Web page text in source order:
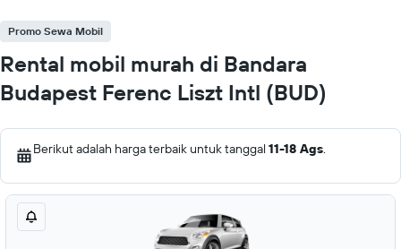
Promo Sewa Mobil
Rental mobil murah di Bandara
Budapest Ferenc Liszt Intl (BUD)
Berikut adalah harga terbaik untuk tanggal 11-18 Ags.